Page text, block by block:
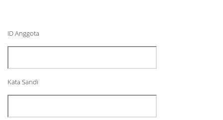
ID Anggota
Kata Sandi